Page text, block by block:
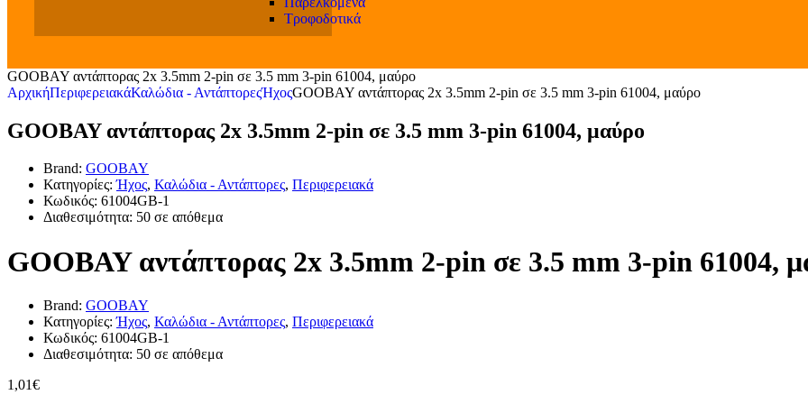
Τροφοδοτικά
GOOBAY αντάπτορας 2x 3.5mm 2-pin σε 3.5 mm 3-pin 61004, μαύρο
ΑρχικήΠεριφερειακάΚαλώδια - ΑντάπτορεςΉχοςGOOBAY αντάπτορας 2x 3.5mm 2-pin σε 3.5 mm 3-pin 61004, μαύρο
GOOBAY αντάπτορας 2x 3.5mm 2-pin σε 3.5 mm 3-pin 61004, μαύρο
Brand: GOOBAY
Κατηγορίες: Ήχος, Καλώδια - Αντάπτορες, Περιφερειακά
Κωδικός: 61004GB-1
Διαθεσιμότητα: 50 σε απόθεμα
GOOBAY αντάπτορας 2x 3.5mm 2-pin σε 3.5 mm 3-pin 61004,
Brand: GOOBAY
Κατηγορίες: Ήχος, Καλώδια - Αντάπτορες, Περιφερειακά
Κωδικός: 61004GB-1
Διαθεσιμότητα: 50 σε απόθεμα
1,01€